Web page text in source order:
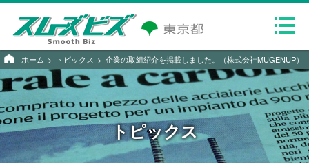
ホーム トピックス 企業の取組紹介を掲載しました。（株式会社MUGENUP）
トピックス